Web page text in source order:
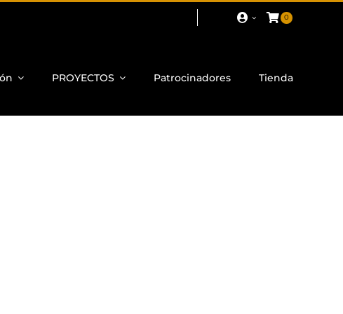
0
PROYECTOS Patrocinadores Tienda